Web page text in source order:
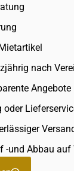
nach
Angebote
-und Abbau auf